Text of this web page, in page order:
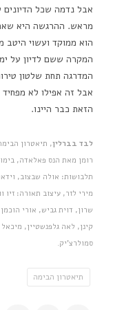
אבל נדמה שכל
מראש. ההרגשה היא
הוא ממוקד ועשוי
המקרה ששם לדיון על
המדרגה תחת שלטון
אבל זה אפילו לא
הזאת כבר היינו.
לבד בברלין
רומן מאת הנס פאלאדה,
תלבושות: אולה שבצוב,
מירי לזר, עיצוב תאורה:
שרון, דוית גביש, אורי
קינן, לאה גלפנשטיין,
סמולרצ'יק.
תיאטרון הבימה